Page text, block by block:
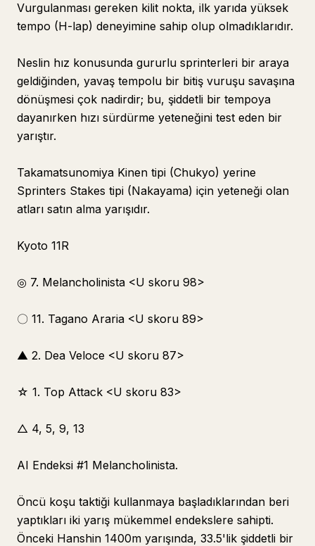
Vurgulanması gereken kilit nokta, ilk yarıda yüksek
tempo (H-lap) deneyimine sahip olup olmadıklarıdır.
Neslin hız konusunda gururlu sprinterleri bir araya
geldiğinden, yavaş tempolu bir bitiş vuruşu savaşına
dönüşmesi çok nadirdir; bu, şiddetli bir tempoya
dayanırken hızı sürdürme yeteneğini test eden bir
yarıştır.
Takamatsunomiya Kinen tipi (Chukyo) yerine
Sprinters Stakes tipi (Nakayama) için yeteneği olan
atları satın alma yarışıdır.
Kyoto 11R
◎ 7. Melancholinista <U skoru 98>
〇 11. Tagano Araria <U skoru 89>
▲ 2. Dea Veloce <U skoru 87>
☆ 1. Top Attack <U skoru 83>
△ 4, 5, 9, 13
AI Endeksi #1 Melancholinista.
Öncü koşu taktiği kullanmaya başladıklarından beri
yaptıkları iki yarış mükemmel endekslere sahipti.
Önceki Hanshin 1400m yarışında, 33.5'lik şiddetli bir